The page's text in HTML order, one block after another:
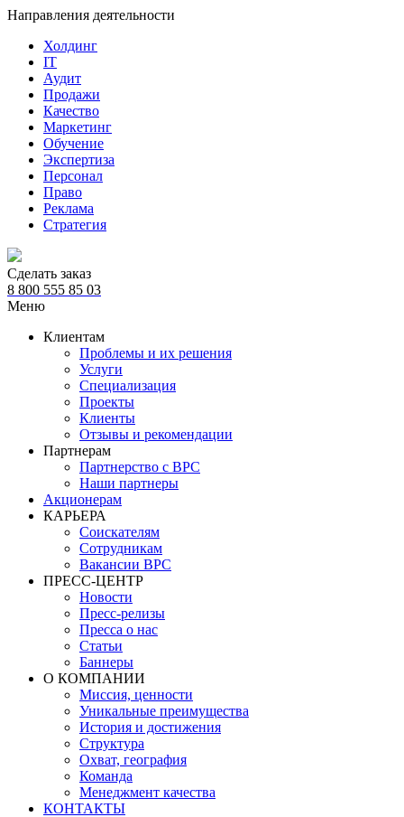
Направления деятельности
Холдинг
IT
Аудит
Продажи
Качество
Маркетинг
Обучение
Экспертиза
Персонал
Право
Реклама
Стратегия
Сделать заказ
8 800 555 85 03
Меню
Клиентам
Проблемы и их решения
Услуги
Специализация
Проекты
Клиенты
Отзывы и рекомендации
Партнерам
Партнерство с BPC
Наши партнеры
Акционерам
КАРЬЕРА
Соискателям
Сотрудникам
Вакансии BPC
ПРЕСС-ЦЕНТР
Новости
Пресс-релизы
Пресса о нас
Статьи
Баннеры
О КОМПАНИИ
Миссия, ценности
Уникальные преимущества
История и достижения
Структура
Охват, география
Команда
Менеджмент качества
КОНТАКТЫ